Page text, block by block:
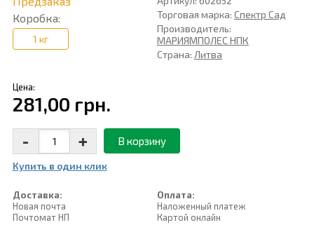
Коробка:
1 кг
Торговая марка: Спектр Сад
Производитель:
МАРИЯМПОЛЕС НПК
Страна: Литва
Цена:
281,00 грн.
- + В корзину
Купить в один клик
Доставка:
Новая почта
Почтомат НП
Оплата:
Наложенный платеж
Картой онлайн